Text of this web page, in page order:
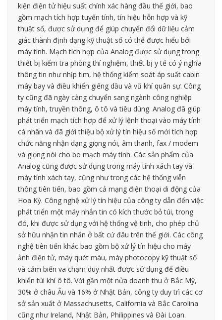
kiện điện tử hiệu suất chính xác hàng đầu thế giới, bao
gồm mạch tích hợp tuyến tính, tín hiệu hỗn hợp và kỹ
thuật số, được sử dụng để giúp chuyển đổi dữ liệu cảm
giác thành định dạng kỹ thuật số có thể được hiểu bởi
máy tính. Mạch tích hợp của Analog được sử dụng trong
thiết bị kiểm tra phòng thí nghiệm, thiết bị y tế có ý nghĩa
thông tin như nhịp tim, hệ thống kiểm soát áp suất cabin
máy bay và điều khiển giếng dầu và vũ khí quân sự. Công
ty cũng đã ngày càng chuyển sang ngành công nghiệp
máy tính, truyền thông, ô tô và tiêu dùng. Analog đã giúp
phát triển mạch tích hợp để xử lý lệnh thoại vào máy tính
cá nhân và đã giới thiệu bộ xử lý tín hiệu số mới tích hợp
chức năng nhận dạng giọng nói, âm thanh, fax / modem
và giọng nói cho bo mạch máy tính. Các sản phẩm của
Analog cũng được sử dụng trong máy tính xách tay và
máy tính xách tay, cũng như trong các hệ thống viễn
thông tiên tiến, bao gồm cả mạng điện thoại di động của
Hoa Kỳ. Công nghệ xử lý tín hiệu của công ty dẫn đến việc
phát triển một máy nhắn tin có kích thước bỏ túi, trong
đó, khi được sử dụng với hệ thống vệ tinh, cho phép chủ
sở hữu nhận tin nhắn ở bất cứ đâu trên thế giới. Các công
nghệ tiên tiến khác bao gồm bộ xử lý tín hiệu cho máy
ảnh điện tử, máy quét màu, máy photocopy kỹ thuật số
và cảm biến va chạm duy nhất được sử dụng để điều
khiển túi khí ô tô. Với gần một nửa doanh thu ở Bắc Mỹ,
30% ở châu Âu và 16% ở Nhật Bản, công ty duy trì các cơ
sở sản xuất ở Massachusetts, California và Bắc Carolina
cũng như Ireland, Nhật Bản, Philippines và Đài Loan.